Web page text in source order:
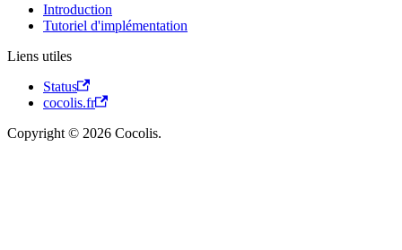
Introduction
Tutoriel d'implémentation
Liens utiles
Status
cocolis.fr
Copyright © 2026 Cocolis.